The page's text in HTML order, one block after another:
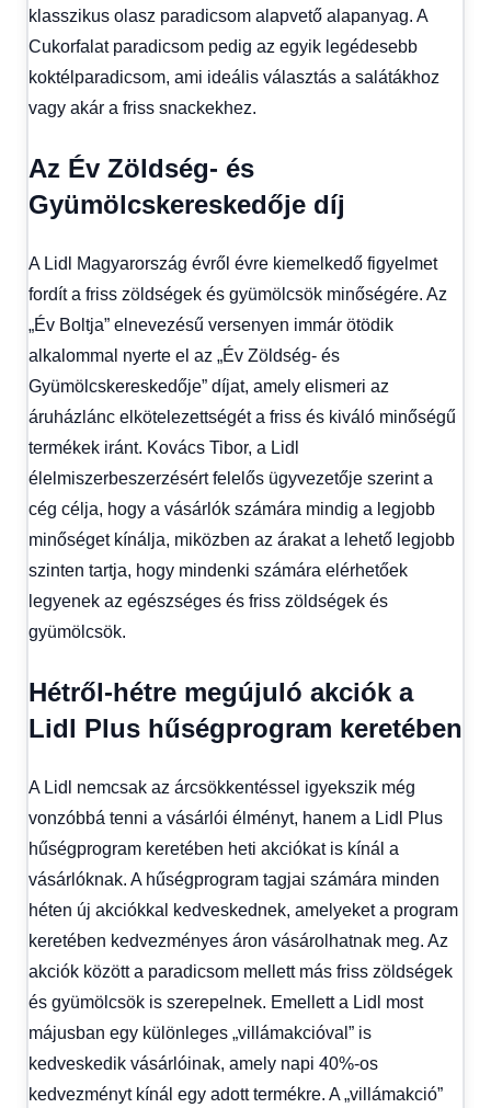
klasszikus olasz paradicsom alapvető alapanyag. A
Cukorfalat paradicsom pedig az egyik legédesebb
koktélparadicsom, ami ideális választás a salátákhoz
vagy akár a friss snackekhez.
Az Év Zöldség- és
Gyümölcskereskedője díj
A Lidl Magyarország évről évre kiemelkedő figyelmet
fordít a friss zöldségek és gyümölcsök minőségére. Az
„Év Boltja” elnevezésű versenyen immár ötödik
alkalommal nyerte el az „Év Zöldség- és
Gyümölcskereskedője” díjat, amely elismeri az
áruházlánc elkötelezettségét a friss és kiváló minőségű
termékek iránt. Kovács Tibor, a Lidl
élelmiszerbeszerzésért felelős ügyvezetője szerint a
cég célja, hogy a vásárlók számára mindig a legjobb
minőséget kínálja, miközben az árakat a lehető legjobb
szinten tartja, hogy mindenki számára elérhetőek
legyenek az egészséges és friss zöldségek és
gyümölcsök.
Hétről-hétre megújuló akciók a
Lidl Plus hűségprogram keretében
A Lidl nemcsak az árcsökkentéssel igyekszik még
vonzóbbá tenni a vásárlói élményt, hanem a Lidl Plus
hűségprogram keretében heti akciókat is kínál a
vásárlóknak. A hűségprogram tagjai számára minden
héten új akciókkal kedveskednek, amelyeket a program
keretében kedvezményes áron vásárolhatnak meg. Az
akciók között a paradicsom mellett más friss zöldségek
és gyümölcsök is szerepelnek. Emellett a Lidl most
májusban egy különleges „villámakcióval” is
kedveskedik vásárlóinak, amely napi 40%-os
kedvezményt kínál egy adott termékre. A „villámakció”